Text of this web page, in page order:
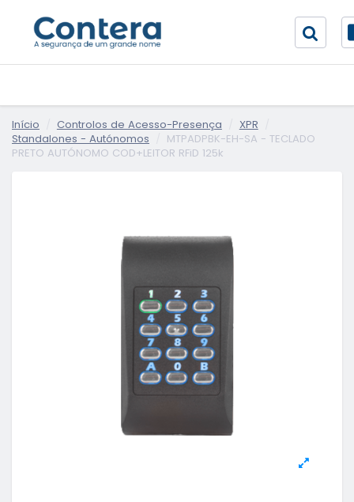
Início Controlos de Acesso-Presença
XPR
Standalones - Autónomos
MTPADPBK-EH-SA - TECLADO
PRETO AUTÓNOMO COD+LEITOR RFiD 125k